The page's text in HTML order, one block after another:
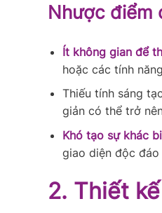
Nhược điểm
Ít không gian để
hoặc các tính
Thiếu tính sáng
giản có thể trở
Khó tạo sự khác
giao diện độc
2. Thiết